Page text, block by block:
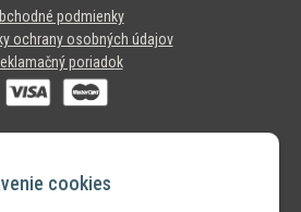
cookies
podmienky
ochrany osobných údajov
poriadok
SLEDUJTE NÁS